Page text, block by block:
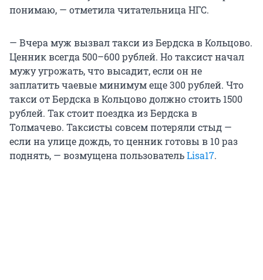
понимаю, — отметила читательница НГС.
— Вчера муж вызвал такси из Бердска в Кольцово.
Ценник всегда 500–600 рублей. Но таксист начал
мужу угрожать, что высадит, если он не
заплатить чаевые минимум еще 300 рублей. Что
такси от Бердска в Кольцово должно стоить 1500
рублей. Так стоит поездка из Бердска в
Толмачево. Таксисты совсем потеряли стыд —
если на улице дождь, то ценник готовы в 10 раз
поднять, — возмущена пользовательLisa17.